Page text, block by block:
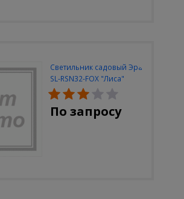
Светильник садовый Эра
SL-RSN32-FOX "Лиса"
солн.бат, полистоун,
цветной, 32 см
По запросу